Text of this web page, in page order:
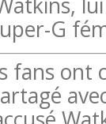
G
fans ont